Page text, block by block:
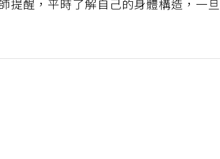
提醒，平時了解自己的身體構造，一旦